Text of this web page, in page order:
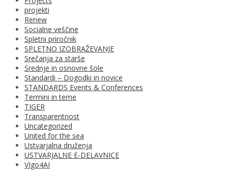
projekti
Renew
Socialne veščine
Spletni priročnik
SPLETNO IZOBRAŽEVANJE
Srečanja za starše
Srednje in osnovne šole
Standardi – Dogodki in novice
STANDARDS Events & Conferences
Termini in teme
TIGER
Transparentnost
Uncategorized
United for the sea
Ustvarjalna druženja
USTVARJALNE E-DELAVNICE
VIgo4AI